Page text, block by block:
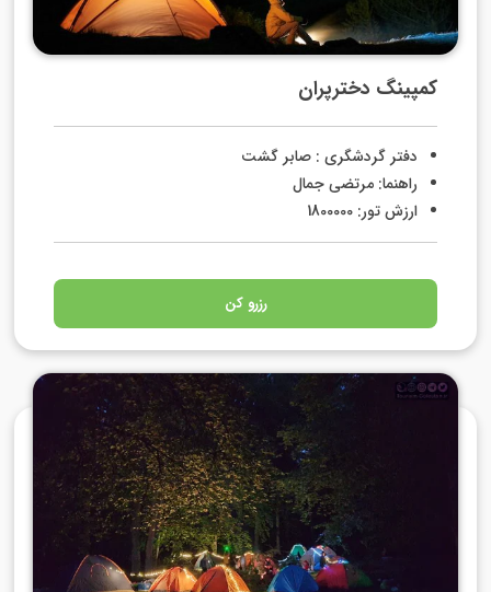
کمپینگ دخترپران
دفتر گردشگری : صابر گشت
راهنما: مرتضی جمال
ارزش تور: 1800000
رزرو کن